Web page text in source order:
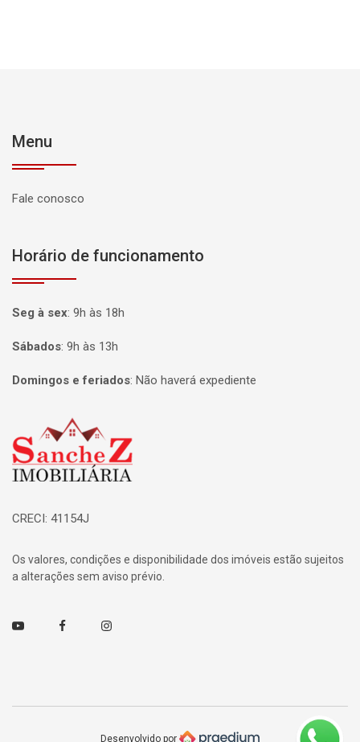
Menu
Fale conosco
Horário de funcionamento
Seg à sex: 9h às 18h
Sábados: 9h às 13h
Domingos e feriados: Não haverá expediente
Página inicial
CRECI: 41154J
Os valores, condições e disponibilidade dos imóveis estão sujeitos
a alterações sem aviso prévio.
Youtube FacebookInstagram
Desenvolvido por